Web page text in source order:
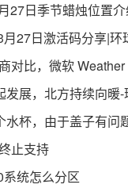
27日季节蜡烛位置
27日激活码分享|环
对比，微软
发展，北方持续向暖
水杯，由于盖子有
止支持
统怎么分区